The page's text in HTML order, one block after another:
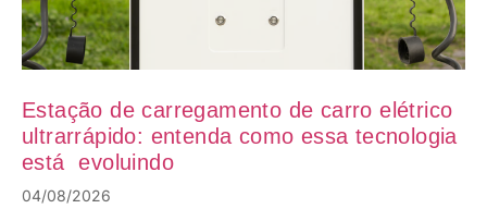
Estação de carregamento de carro elétrico
ultrarrápido: entenda como essa tecnologia
está evoluindo
04/08/2026